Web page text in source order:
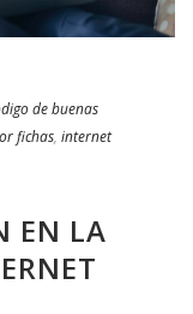
de buenas
fichas, internet
EN LA